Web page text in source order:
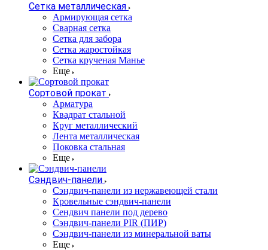
Сетка металлическая
Армирующая сетка
Сварная сетка
Сетка для забора
Сетка жаростойкая
Сетка крученая Манье
Еще
Сортовой прокат
Арматура
Квадрат стальной
Круг металлический
Лента металлическая
Поковка стальная
Еще
Сэндвич-панели
Cэндвич-панели из нержавеющей стали
Кровельные сэндвич-панели
Сендвич панели под дерево
Сэндвич-панели PIR (ПИР)
Сэндвич-панели из минеральной ваты
Еще